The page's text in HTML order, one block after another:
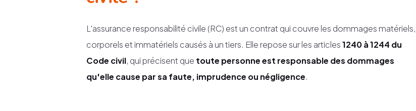
L'assurance responsabilité civile (RC) est un contrat qui couvre les dommages matériels,
corporels et immatériels causés à un tiers. Elle repose sur les articles1240 à 1244 du
Code civil, qui précisent que toute personne est responsable des dommages
qu'elle cause par sa faute, imprudence ou négligence.